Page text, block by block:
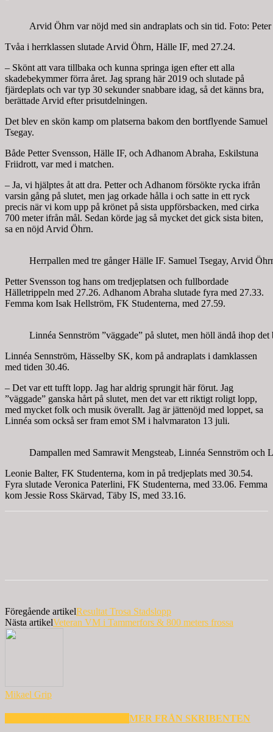
Arvid Öhrn var nöjd med sin andraplats och sin tid. Foto:
Tvåa i herrklassen slutade Arvid Öhrn, Hälle IF, med 27.24.
– Skönt att vara tillbaka och kunna springa igen efter ett alla
skadebekymmer förra året. Jag sprang här 2019 och slutade på
fjärdeplats och var typ 30 sekunder snabbare idag, så det känns bra,
berättade Arvid efter prisutdelningen.
Det blev en skön kamp om platserna bakom den bortflyende Samuel
Tsegay.
Både Petter Svensson, Hälle IF, och Adhanom Abraha, Eskilstuna
Friidrott, var med i matchen.
– Ja, vi hjälptes åt att dra. Petter och Adhanom försökte rycka ifrån
varsin gång på slutet, men jag orkade hålla i och satte in ett ryck
precis när vi kom upp på krönet på sista uppförsbacken, med cirka
700 meter ifrån mål. Sedan körde jag så mycket det gick sista biten,
sa en nöjd Arvid Öhrn.
Herrpallen med tre gånger Hälle IF. Samuel Tsegay, Arvid
Petter Svensson tog hans om tredjeplatsen och fullbordade
Hälletrippeln med 27.26. Adhanom Abraha slutade fyra med 27.33.
Femma kom Isak Hellström, FK Studenterna, med 27.59.
Linnéa Sennström ”väggade” på slutet, men höll ändå ihop
Linnéa Sennström, Hässelby SK, kom på andraplats i damklassen
med tiden 30.46.
– Det var ett tufft lopp. Jag har aldrig sprungit här förut. Jag
”väggade” ganska hårt på slutet, men det var ett riktigt roligt lopp,
med mycket folk och musik överallt. Jag är jättenöjd med loppet, sa
Linnéa som också ser fram emot SM i halvmaraton 13 juli.
Dampallen med Samrawit Mengsteab, Linnéa Sennström och
Leonie Balter, FK Studenterna, kom in på tredjeplats med 30.54.
Fyra slutade Veronica Paterlini, FK Studenterna, med 33.06. Femma
kom Jessie Ross Skärvad, Täby IS, med 33.16.
Föregående artikelResultat Trosa Stadslopp
Nästa artikelVeteran VM i Tammerfors & 800 meters frossa
Mikael Grip
MER FRÅN SKRIBENTEN